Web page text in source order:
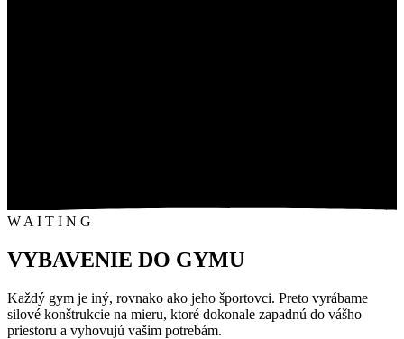
W A I T I N G
VYBAVENIE DO GYMU
Každý gym je iný, rovnako ako jeho športovci. Preto vyrábame
silové konštrukcie na mieru, ktoré dokonale zapadnú do vášho
priestoru a vyhovujú vašim potrebám.